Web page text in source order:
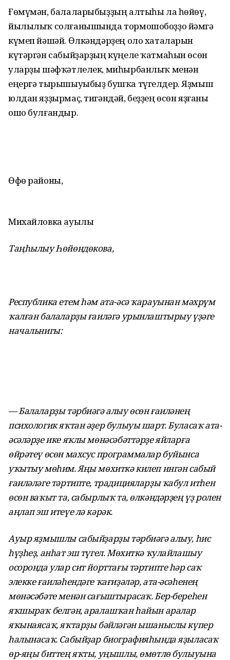
Ғөмүмән, балаларыбыҙҙың алтыһы ла һөйөү,
йылылыҡ солғанышында тормошобоҙҙо йәмгә
күмеп йәшәй. Өлкәндәрҙең оло хаталарын
күтәргән сабыйҙарҙың күңеле ҡатмаһын өсөн
уларҙы шәфҡәтлелек, миһырбанлыҡ менән
еңергә тырышыуыбыҙ бушҡа түгелдер. Яҙмыш
юлдан яҙҙырмаҫ, тигәндәй, беҙҙең өсөн яҙғаны
ошо булғандыр.
Өфө районы,
Михайловка ауылы
Таңһылыу Һөйөндөкова,
Республика етем һәм ата-әсә ҡарауынан мәхрүм
ҡалған балаларҙы ғаиләгә урынлаштырыу үҙәге
начальнигы:
— Балаларҙы тәрбиәгә алыу өсөн ғаиләнең
психологик яҡтан әҙер булыуы шарт. Буласаҡ ата-
әсәләрҙе ике яҡлы мөнәсәбәттәрҙе яйларға
өйрәтеү өсөн махсус программалар буйынса
уҡытыу мөһим. Яңы мөхиткә килеп ингән сабый
ғаиләләге тәртипте, традицияларҙы ҡабул итһен
өсөн ваҡыт та, сабырлыҡ та, өлкәндәрҙең үҙ ролен
аңлап эш итеүе лә кәрәк.
Ауыр яҙмышлы сабыйҙарҙы тәрбиәгә алыу, һис
һүҙһеҙ, анһат эш түгел. Мөхиткә ҡулайлашыу
осоронда улар сит йорттағы тәртипте һәр саҡ
элекке ғаиләһендәге ҡағиҙәләр, ата-әсәһенең
мөнәсәбәте менән сағыштырасаҡ. Бер-береһен
яҡшыраҡ белгән, аралашҡан һайын аралар
яҡынаясаҡ, яҡтарҙы бәйләгән ышаныслы күпер
һалынасаҡ. Сабыйҙар биографияһында яҙыласаҡ
өр-яңы биттең яҡты, уңышлы, өмөтлө булыуына